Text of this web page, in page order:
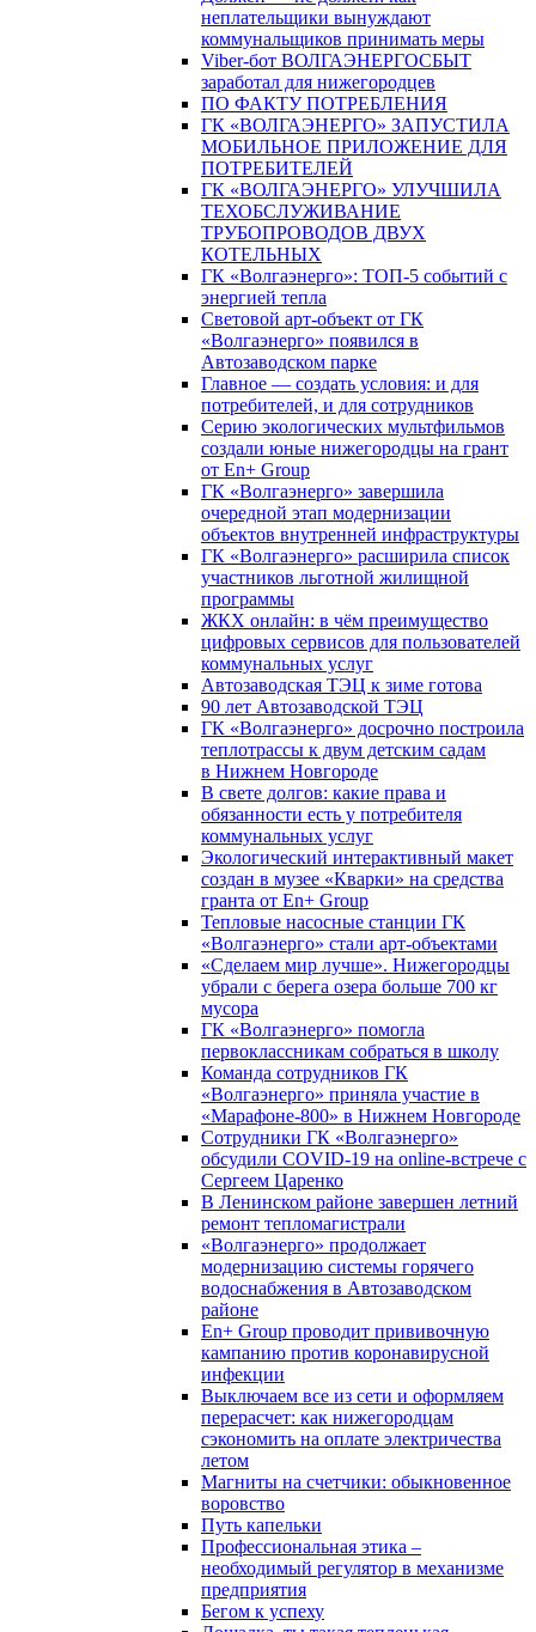
неплательщики вынуждают
коммунальщиков принимать меры
Viber-бот ВОЛГАЭНЕРГОСБЫТ
заработал для нижегородцев
ПО ФАКТУ ПОТРЕБЛЕНИЯ
ГК «ВОЛГАЭНЕРГО» ЗАПУСТИЛА
МОБИЛЬНОЕ ПРИЛОЖЕНИЕ ДЛЯ
ПОТРЕБИТЕЛЕЙ
ГК «ВОЛГАЭНЕРГО» УЛУЧШИЛА
ТЕХОБСЛУЖИВАНИЕ
ТРУБОПРОВОДОВ ДВУХ
КОТЕЛЬНЫХ
ГК «Волгаэнерго»: ТОП-5 событий с
энергией тепла
Световой арт-объект от ГК
«Волгаэнерго» появился в
Автозаводском парке
Главное — создать условия: и для
потребителей, и для сотрудников
Серию экологических мультфильмов
создали юные нижегородцы на грант
от En+ Group
ГК «Волгаэнерго» завершила
очередной этап модернизации
объектов внутренней инфраструктуры
ГК «Волгаэнерго» расширила список
участников льготной жилищной
программы
ЖКХ онлайн: в чём преимущество
цифровых сервисов для пользователей
коммунальных услуг
Автозаводская ТЭЦ к зиме готова
90 лет Автозаводской ТЭЦ
ГК «Волгаэнерго» досрочно построила
теплотрассы к двум детским садам
в Нижнем Новгороде
В свете долгов: какие права и
обязанности есть у потребителя
коммунальных услуг
Экологический интерактивный макет
создан в музее «Кварки» на средства
гранта от En+ Group
Тепловые насосные станции ГК
«Волгаэнерго» стали арт-объектами
«Сделаем мир лучше». Нижегородцы
убрали с берега озера больше 700 кг
мусора
ГК «Волгаэнерго» помогла
первоклассникам собраться в школу
Команда сотрудников ГК
«Волгаэнерго» приняла участие в
«Марафоне-800» в Нижнем Новгороде
Сотрудники ГК «Волгаэнерго»
обсудили COVID-19 на online-встрече с
Сергеем Царенко
В Ленинском районе завершен летний
ремонт тепломагистрали
«Волгаэнерго» продолжает
модернизацию системы горячего
водоснабжения в Автозаводском
районе
En+ Group проводит прививочную
кампанию против коронавирусной
инфекции
Выключаем все из сети и оформляем
перерасчет: как нижегородцам
сэкономить на оплате электричества
летом
Магниты на счетчики: обыкновенное
воровство
Путь капельки
Профессиональная этика –
необходимый регулятор в механизме
предприятия
Бегом к успеху